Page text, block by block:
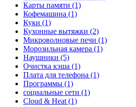
Карты памяти (1)
Кофемашина (1)
Куки (1)
Кухонные вытяжки (2)
Микроволновые печи (1)
Морозильная камера (1)
Наушники (5)
Очистка кэша (1)
Плата для телефона (1)
Программы (1)
социальные сети (1)
Cloud & Heat (1)